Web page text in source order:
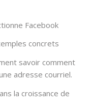
Facebook
concrets
savoir comment
adresse courriel.
la croissance de